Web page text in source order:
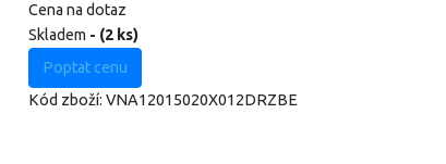
Cena na dotaz
Skladem - (2 ks)
Poptat cenu
Kód zboží: VNA12015020X012DRZBE